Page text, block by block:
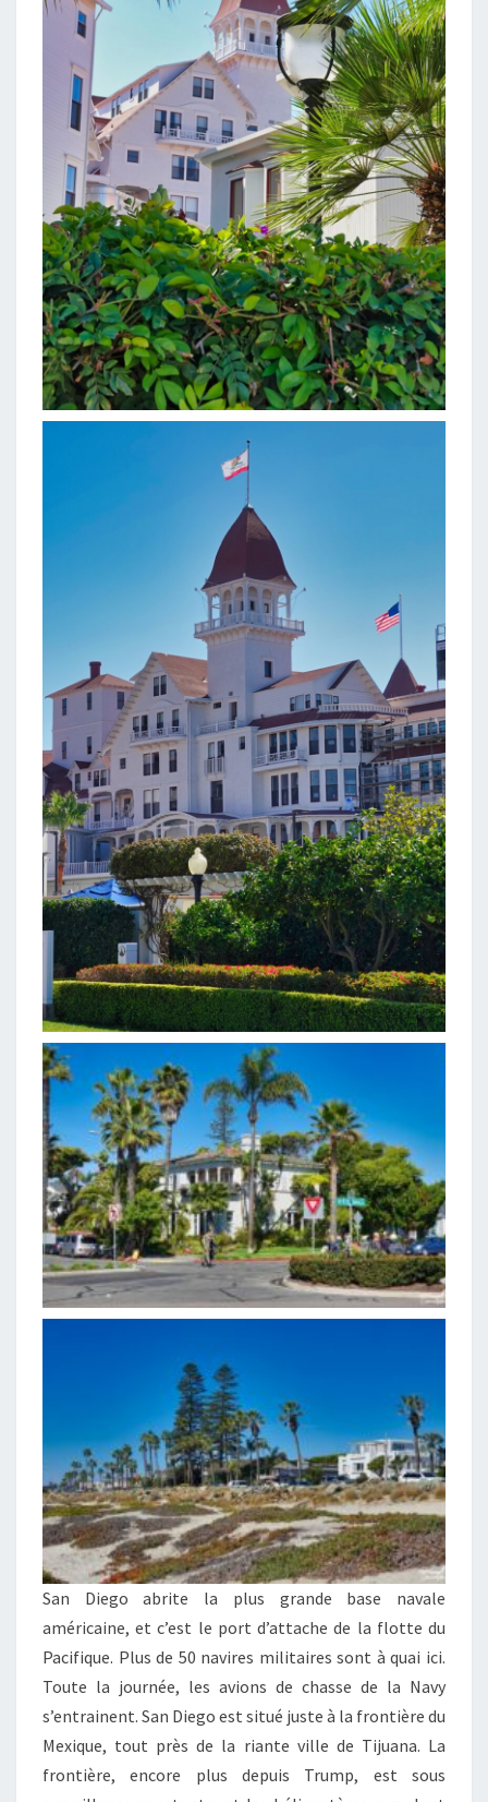
San Diego abrite la plus grande base navale
américaine, et c’est le port d’attache de la flotte du
Pacifique. Plus de 50 navires militaires sont à quai ici.
Toute la journée, les avions de chasse de la Navy
s’entrainent. San Diego est situé juste à la frontière du
Mexique, tout près de la riante ville de Tijuana. La
frontière, encore plus depuis Trump, est sous